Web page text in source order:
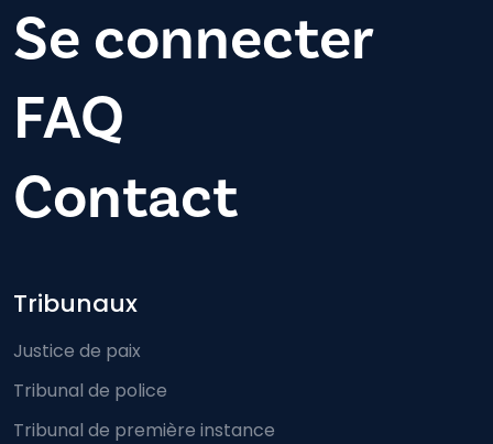
Se connecter
FAQ
Contact
Footer-menu
Tribunaux
Justice de paix
Tribunal de police
Tribunal de première instance